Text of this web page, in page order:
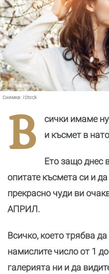
Снимка: iStock
В
сички имаме
и късмет в
Ето защо днес
опитате късмета си и
прекрасно чуди ви
АПРИЛ.
Всичко, което трябва
намислите число от 1
галерията ни и да